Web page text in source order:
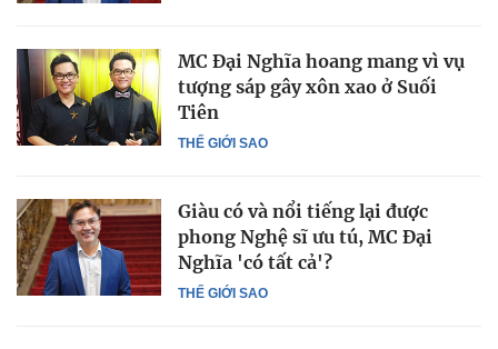
THẾ GIỚI SAO
MC Đại Nghĩa hoang mang vì vụ
tượng sáp gây xôn xao ở Suối
Tiên
THẾ GIỚI SAO
Giàu có và nổi tiếng lại được
phong Nghệ sĩ ưu tú, MC Đại
Nghĩa 'có tất cả'?